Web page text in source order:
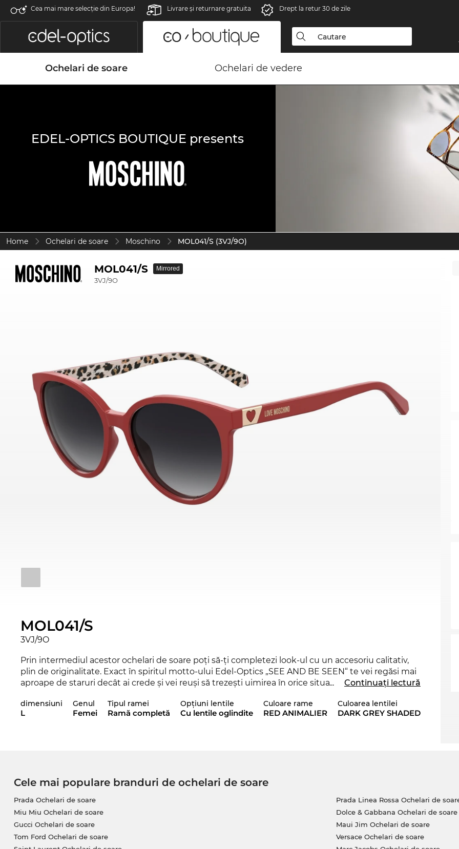
Cea mai mare selecție din Europa! Livrare şi returnare gratuita Drept la retur 30 de zile
Ochelari de soare Ochelari de vedere
EDEL-OPTICS BOUTIQUE presents
Home Ochelari de soare Moschino MOL041/S (3VJ/9O)
MOL041/S
3VJ/9O
Mirrored
MOL041/S
3VJ/9O
Prin intermediul acestor ochelari de soare poţi să-ţi completezi look-ul cu un accesoriu calitativ,
plin de originalitate. Exact în spiritul motto-ului Edel-Optics „SEE AND BE SEEN“ te vei regăsi mai
aproape de staruri decât ai crede şi vei reuşi să trezeşti uimirea în orice situaţie. Modelul MOL041/S
ochelari.
Acest model a fost din nou comandat la furnizorii noştri şi va fi în curând din nou pe stoc. Dacă îi
vei comanda acum, îţi asiguri preţul foarte bun şi garanţia că îţi vom expedia acest model
incredibil de avantajos, că doar se ştie: Edel-Optics este un paradis pentru vânătorii de chilipire!
Ceea ce în alte magazine online este desemnat cu „sale”, la noi înseamnă preţuri normale, care îţi
permit să faci economii zi de zi.
... Continuați lectură
dimensiuni
L
Genul
Femei
Tipul ramei
Ramă completă
Opțiuni lentile
Cu lentile oglindite
Culoare rame
RED ANIMALIER
Culoarea lentilei
DARK GREY SHADED
Cele mai populare branduri de ochelari de soare
Prada Ochelari de soare
Miu Miu Ochelari de soare
Gucci Ochelari de soare
Tom Ford Ochelari de soare
Prada Linea Rossa Ochelari de
Dolce & Gabbana Ochelari de soare
Maui Jim Ochelari de soare
Versace Ochelari de soare